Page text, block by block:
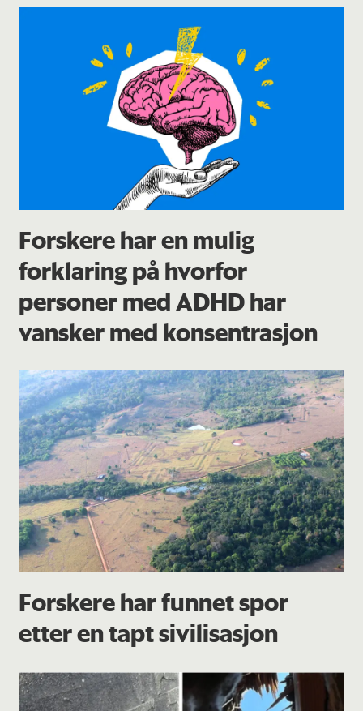
Forskere har en mulig
forklaring på hvorfor
personer med ADHD har
vansker med konsentrasjon
Forskere har funnet spor
etter en tapt sivilisasjon